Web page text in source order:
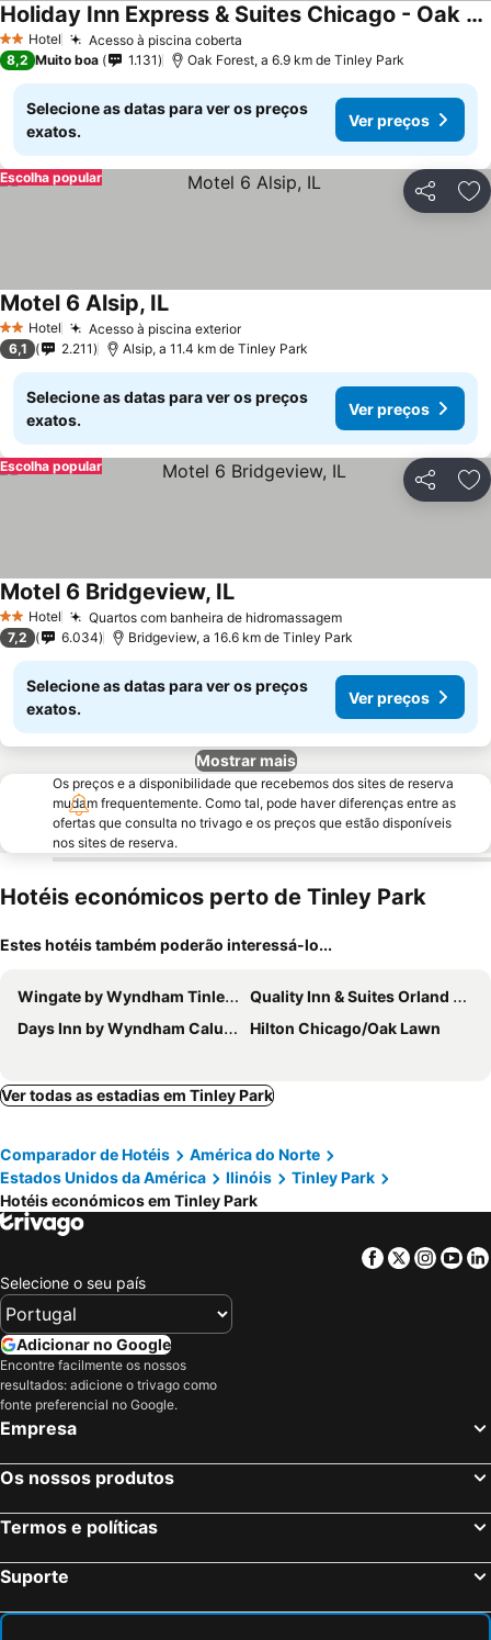
2 Estrelas
Hotel Acesso à piscina coberta
Holiday Inn Express & Suites Chicago - Oak Forest by IHG
8,2 Muito boa 1.131 Oak Forest, a 6.9 km de Tinley Park
Selecione as datas para ver os preços
exatos.
Ver preços
Partilhar
Escolha popular
2 Estrelas
Hotel Acesso à piscina exterior
Motel 6 Alsip, IL
6,1 2.211 Alsip, a 11.4 km de Tinley Park
Selecione as datas para ver os preços
exatos.
Ver preços
Partilhar
Escolha popular
2 Estrelas
Hotel Quartos com banheira de hidromassagem
Motel 6 Bridgeview, IL
7,2 6.034 Bridgeview, a 16.6 km de Tinley Park
Selecione as datas para ver os preços
exatos.
Ver preços
Mostrar mais
Os preços e a disponibilidade que recebemos dos sites de reserva
mudam frequentemente. Como tal, pode haver diferenças entre as
ofertas que consulta no trivago e os preços que estão disponíveis
nos sites de reserva.
Hotéis económicos perto de Tinley Park
Estes hotéis também poderão interessá-lo...
Wingate by Wyndham Tinley Park
Quality Inn & Suites Orland Park - Chicago
Days Inn by Wyndham Calumet Park
Hilton Chicago/Oak Lawn
Ver todas as estadias em Tinley Park
Comparador de Hotéis
América do Norte
Estados Unidos da América
Ilinóis
Tinley Park
Hotéis económicos em Tinley Park
Facebook
Twitter
Selecione o seu país
Adicionar no Google
Encontre facilmente os nossos
resultados: adicione o trivago como
fonte preferencial no Google.
Empresa
Os nossos produtos
Termos e políticas
Suporte